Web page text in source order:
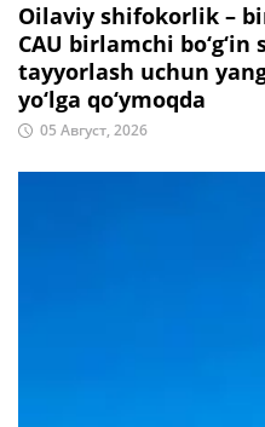
Oilaviy shifokorlik –
CAU birlamchi
tayyorlash uchun
yo‘lga qo‘ymoqda
05 Август, 2026